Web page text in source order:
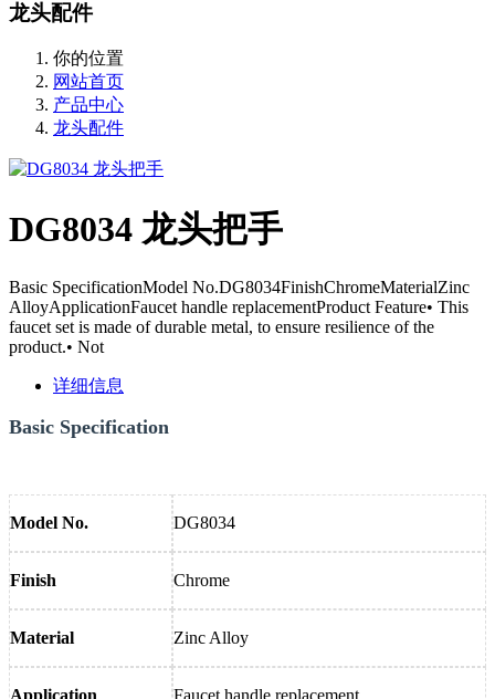
龙头配件
你的位置
网站首页
产品中心
龙头配件
DG8034 龙头把手
Basic SpecificationModel No.DG8034FinishChromeMaterialZinc
AlloyApplicationFaucet handle replacementProduct Feature• This
faucet set is made of durable metal, to ensure resilience of the
product.• Not
详细信息
Basic Specification
Model No. DG8034
Finish Chrome
Material Zinc Alloy